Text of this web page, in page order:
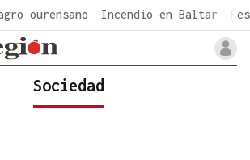
ourensano Incendio en Baltar
Sociedad